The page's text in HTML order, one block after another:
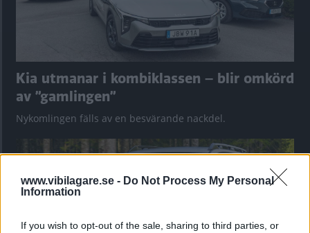
www.vibilagare.se - Do Not Process My Personal
Information
If you wish to opt-out of the sale, sharing to third parties, or
Kia utmanar i kombiklassen – blir omkörd
av ”gamlingen”
Nykomlingen fälls av en besvärande nackdel.